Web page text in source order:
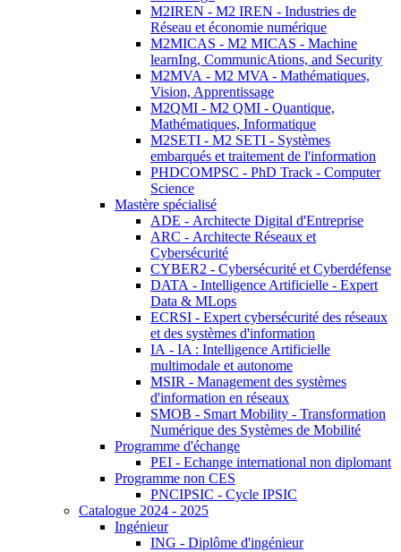
M2IREN - M2 IREN - Industries de
Réseau et économie numérique
M2MICAS - M2 MICAS - Machine
learnIng, CommunicAtions, and Security
M2MVA - M2 MVA - Mathématiques,
Vision, Apprentissage
M2QMI - M2 QMI - Quantique,
Mathématiques, Informatique
M2SETI - M2 SETI - Systèmes
embarqués et traitement de l'information
PHDCOMPSC - PhD Track - Computer
Science
Mastère spécialisé
ADE - Architecte Digital d'Entreprise
ARC - Architecte Réseaux et
Cybersécurité
CYBER2 - Cybersécurité et Cyberdéfense
DATA - Intelligence Artificielle - Expert
Data & MLops
ECRSI - Expert cybersécurité des réseaux
et des systèmes d'information
IA - IA : Intelligence Artificielle
multimodale et autonome
MSIR - Management des systèmes
d'information en réseaux
SMOB - Smart Mobility - Transformation
Numérique des Systèmes de Mobilité
Programme d'échange
PEI - Echange international non diplomant
Programme non CES
PNCIPSIC - Cycle IPSIC
Catalogue 2024 - 2025
Ingénieur
ING - Diplôme d'ingénieur